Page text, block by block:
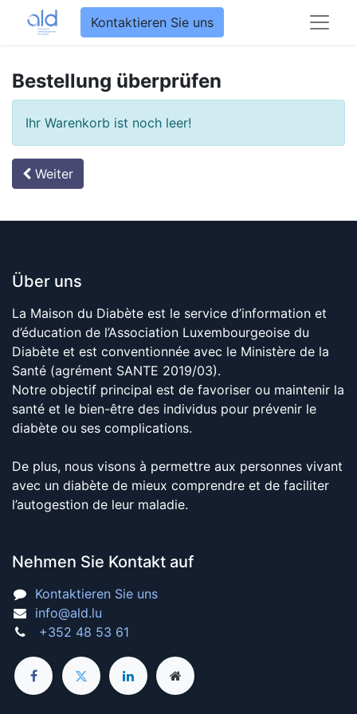
Kontaktieren Sie uns
Bestellung überprüfen
Ihr Warenkorb ist noch leer!
Weiter
Über uns
La Maison du Diabète est le service d’information et
d’éducation de l’Association Luxembourgeoise du
Diabète et est conventionnée avec le Ministère de la
Santé (agrément SANTE 2019/03).
Notre objectif principal est de favoriser ou maintenir la
santé et le bien-être des individus pour prévenir le
diabète ou ses complications.
De plus, nous visons à permettre aux personnes vivant
avec un diabète de mieux comprendre et de faciliter
l’autogestion de leur maladie.
Nehmen Sie Kontakt auf
Kontaktieren Sie uns
info@ald.lu
+352 48 53 61